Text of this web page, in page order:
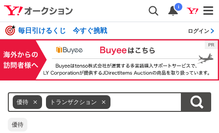
i
毎日引けるくじ 今すぐ挑戦 ログイン
優待 トランザクション
優待